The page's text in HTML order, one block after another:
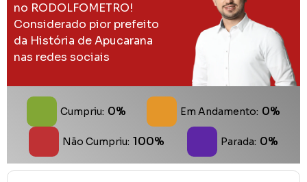
no RODOLFOMETRO!
Considerado pior prefeito
da História de Apucarana
nas redes sociais
Cumpriu: 0% Em Andamento: 0%
Não Cumpriu: 100% Parada: 0%